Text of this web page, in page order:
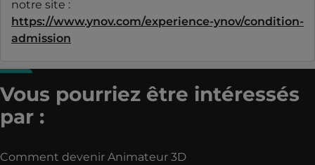
notre site :
https://www.ynov.com/experience-ynov/condition-
admission
Vous pourriez être intéressés
par :
Comment devenir Animateur 3D